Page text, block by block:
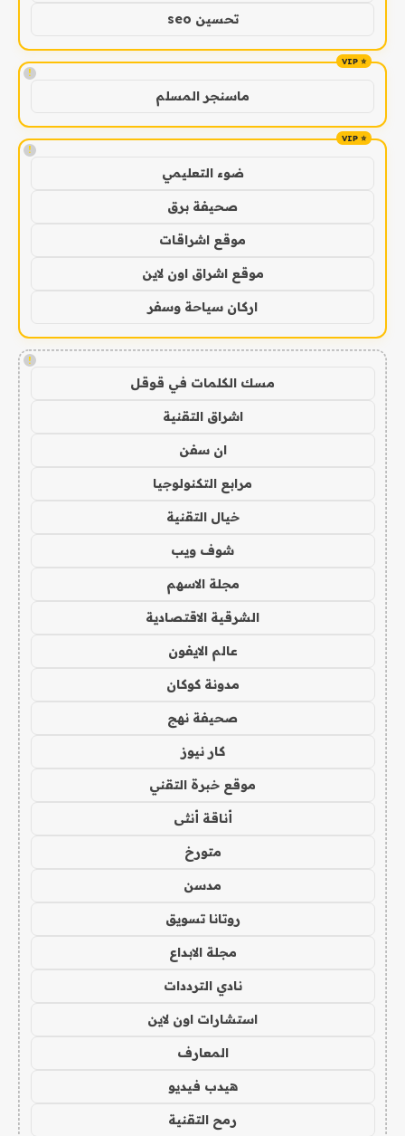
تحسين seo
!
ماسنجر المسلم
!
ضوء التعليمي
صحيفة برق
موقع اشراقات
موقع اشراق اون لاين
اركان سياحة وسفر
!
مسك الكلمات في قوقل
اشراق التقنية
ان سفن
مرابع التكنولوجيا
خيال التقنية
شوف ويب
مجلة الاسهم
الشرقية الاقتصادية
عالم الايفون
مدونة كوكان
صحيفة نهج
كار نيوز
موقع خبرة التقني
أناقة أنثى
متورخ
مدسن
روتانا تسويق
مجلة الابداع
نادي الترددات
استشارات اون لاين
المعارف
هيدب فيديو
رمح التقنية